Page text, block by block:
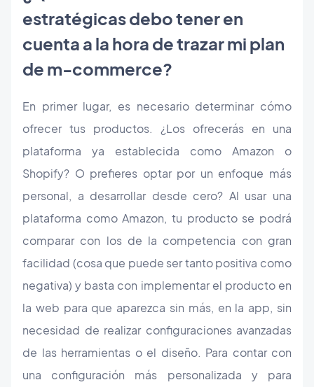
estratégicas debo tener en
cuenta a la hora de trazar mi plan
de m-commerce?
En primer lugar, es necesario determinar cómo
ofrecer tus productos. ¿Los ofrecerás en una
plataforma ya establecida como Amazon o
Shopify? O prefieres optar por un enfoque más
personal, a desarrollar desde cero? Al usar una
plataforma como Amazon, tu producto se podrá
comparar con los de la competencia con gran
facilidad (cosa que puede ser tanto positiva como
negativa) y basta con implementar el producto en
la web para que aparezca sin más, en la app, sin
necesidad de realizar configuraciones avanzadas
de las herramientas o el diseño. Para contar con
una configuración más personalizada y para